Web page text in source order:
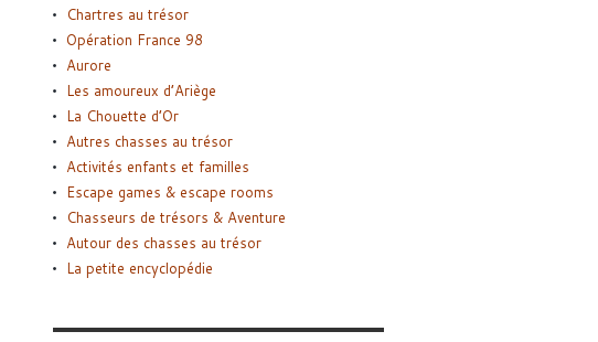
Chartres au trésor
Opération France 98
Aurore
Les amoureux d’Ariège
La Chouette d’Or
Autres chasses au trésor
Activités enfants et familles
Escape games & escape rooms
Chasseurs de trésors & Aventure
Autour des chasses au trésor
La petite encyclopédie